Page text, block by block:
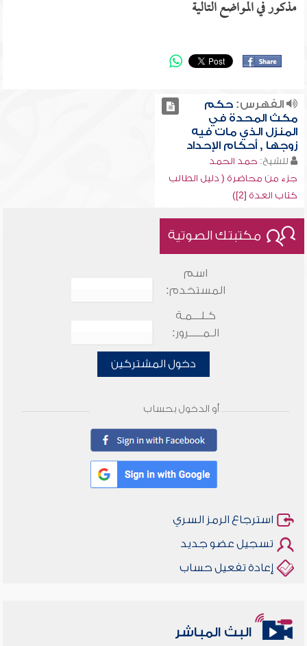
مذكور في المواضع التالية
الفهرس:حكم
مكث المحدة في
المنزل الذي مات فيه
زوجها , أحكام الإحداد
للشيخ: حمد الحمد
جزء من محاضرة ( دليل الطالب
كتاب العدة [2])
مكتبتك الصوتية
اسم
المستخدم:
كـلـــمـة
الـمـــــرور:
دخول المشتركين
أو الدخول بحساب
استرجاع الرمز السري
تسجيل عضو جديد
إعادة تفعيل حساب
البث المباشر